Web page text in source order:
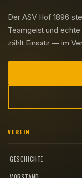
Der ASV Hof 1896
Teamgeist und
zählt Einsatz — im
VEREIN
GESCHICHTE